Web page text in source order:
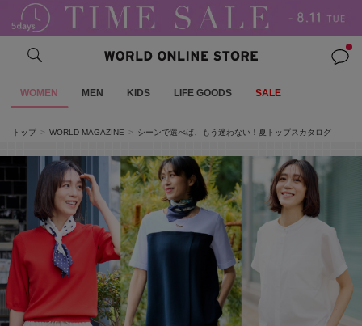
WOMEN MEN KIDS LIFE GOODS SALE
トップ WORLD MAGAZINE シーンで選べば、もう迷わない！夏トップスカタログ